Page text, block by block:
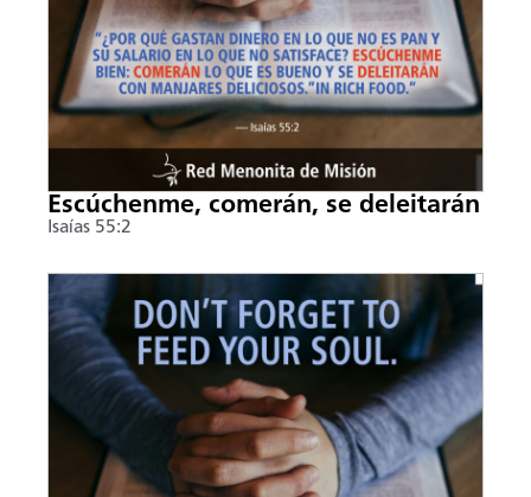
Escúchenme, comerán, se deleitarán
Isaías 55:2